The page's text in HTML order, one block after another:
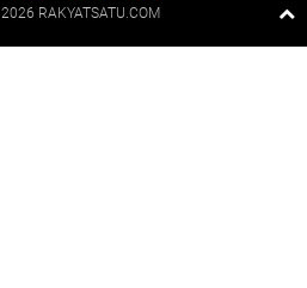
2026 RAKYATSATU.COM
Raushan